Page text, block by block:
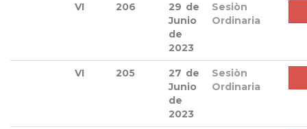
VI 206
29 de
Junio
de
2023
Sesiòn
Ordinaria
VI 205
27 de
Junio
de
2023
Sesiòn
Ordinaria